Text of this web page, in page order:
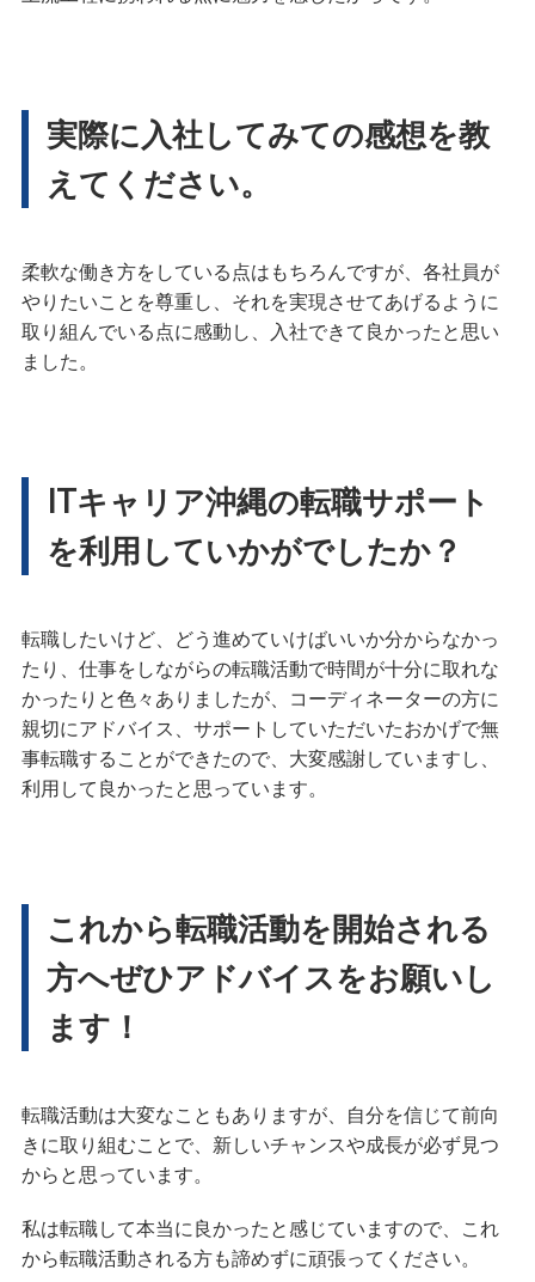
実際に入社してみての感想を教
えてください。
柔軟な働き方をしている点はもちろんですが、各社員が
やりたいことを尊重し、それを実現させてあげるように
取り組んでいる点に感動し、入社できて良かったと思い
ました。
ITキャリア沖縄の転職サポート
を利用していかがでしたか？
転職したいけど、どう進めていけばいいか分からなかっ
たり、仕事をしながらの転職活動で時間が十分に取れな
かったりと色々ありましたが、コーディネーターの方に
親切にアドバイス、サポートしていただいたおかげで無
事転職することができたので、大変感謝していますし、
利用して良かったと思っています。
これから転職活動を開始される
方へぜひアドバイスをお願いし
ます！
転職活動は大変なこともありますが、自分を信じて前向
きに取り組むことで、新しいチャンスや成長が必ず見つ
からと思っています。
私は転職して本当に良かったと感じていますので、これ
から転職活動される方も諦めずに頑張ってください。